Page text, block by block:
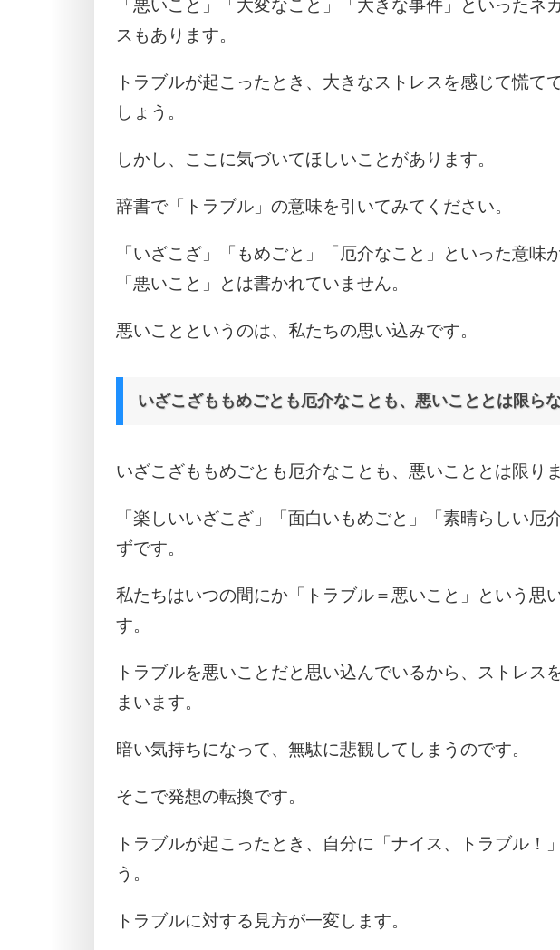
「悪いこと」「大変なこと」「大きな事件」といったネ
スもあります。
トラブルが起こったとき、大きなストレスを感じて慌て
しょう。
しかし、ここに気づいてほしいことがあります。
辞書で「トラブル」の意味を引いてみてください。
「いざこざ」「もめごと」「厄介なこと」といった意味
「悪いこと」とは書かれていません。
悪いことというのは、私たちの思い込みです。
いざこざももめごとも厄介なことも、悪いこととは限ら
いざこざももめごとも厄介なことも、悪いこととは限りま
「楽しいいざこざ」「面白いもめごと」「素晴らしい厄
ずです。
私たちはいつの間にか「トラブル＝悪いこと」という思
す。
トラブルを悪いことだと思い込んでいるから、ストレス
まいます。
暗い気持ちになって、無駄に悲観してしまうのです。
そこで発想の転換です。
トラブルが起こったとき、自分に「ナイス、トラブル！
う。
トラブルに対する見方が一変します。